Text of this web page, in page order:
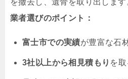
を撤去し、遺骨を取り出します
業者選びのポイント：
富士市での実績が豊富な石
3社以上から相見積もり を取